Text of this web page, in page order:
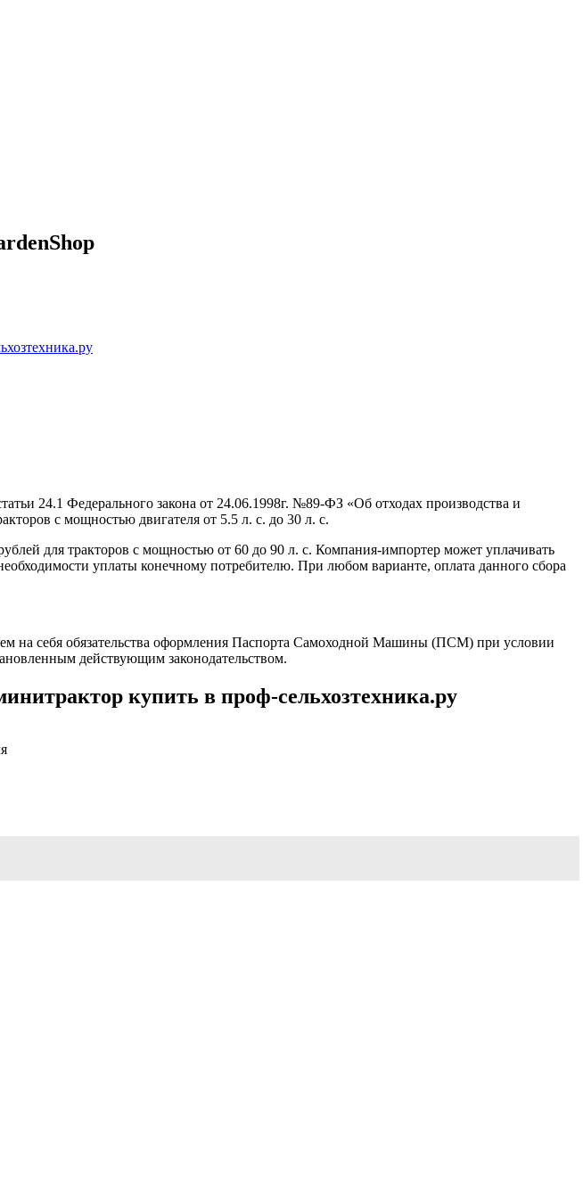
24.1 Федерального закона от 24.06.1998г. №89-ФЗ «Об отходах производства и
с мощностью двигателя от 5.5 л. с. до 30 л. с.
для тракторов с мощностью от 60 до 90 л. с. Компания-импортер может уплачивать
уплаты конечному потребителю. При любом варианте, оплата данного сбора
на себя обязательства оформления Паспорта Самоходной Машины (ПСМ) при условии
действующим законодательством.
купить в проф-сельхозтехника.ру